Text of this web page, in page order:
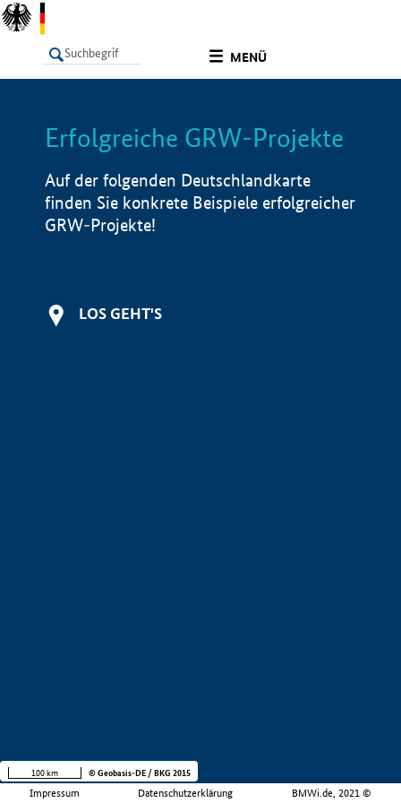
MENÜ
LISTE Info
Erfolgreiche GRW-Projekte
Auf der folgenden Deutschlandkarte
finden Sie konkrete Beispiele erfolgreicher
GRW-Projekte!
LOS GEHT'S
Impressum Datenschutzerklärung BMWi.de, 2021 ©
100 km © Geobasis-DE / BKG 2015